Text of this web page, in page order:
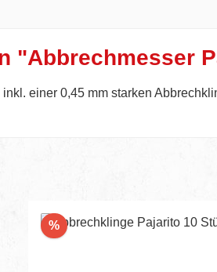
"Abbrechmesser
einer 0,45 mm starken
%Rabatt